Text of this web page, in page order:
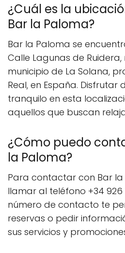
¿Cuál es la
Bar la Paloma?
Bar la Paloma se
Calle Lagunas de Ruidera,
municipio de La Solana,
Real, en España. Disfrutar
tranquilo en esta
aquellos que buscan
¿Cómo puedo
la Paloma?
Para contactar con Bar la
llamar al teléfono +34 926
número de contacto te
reservas o pedir
sus servicios y